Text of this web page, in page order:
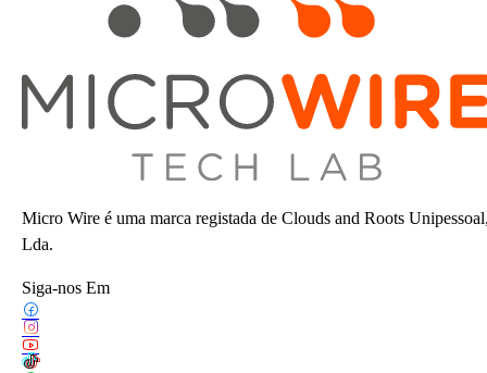
Micro Wire é uma marca registada de Clouds and Roots
Lda.
Siga-nos Em